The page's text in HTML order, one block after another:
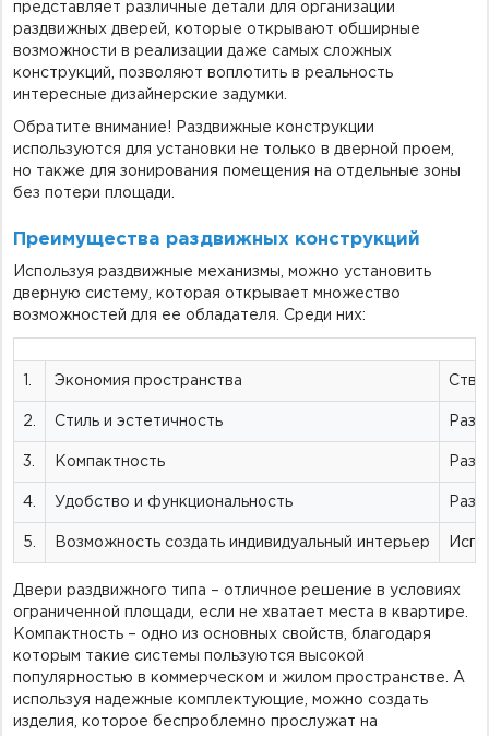
представляет различные детали для организации
раздвижных дверей, которые открывают обширные
возможности в реализации даже самых сложных
конструкций, позволяют воплотить в реальность
интересные дизайнерские задумки.
Обратите внимание! Раздвижные конструкции
используются для установки не только в дверной проем,
но также для зонирования помещения на отдельные зоны
без потери площади.
Преимущества раздвижных конструкций
Используя раздвижные механизмы, можно установить
дверную систему, которая открывает множество
возможностей для ее обладателя. Среди них:
Экономия пространства
2. Стиль и эстетичность
3. Компактность
4. Удобство и функциональность
5. Возможность создать индивидуальный интерьер
Двери раздвижного типа – отличное решение в условиях
ограниченной площади, если не хватает места в квартире.
Компактность – одно из основных свойств, благодаря
которым такие системы пользуются высокой
популярностью в коммерческом и жилом пространстве. А
используя надежные комплектующие, можно создать
изделия, которое беспроблемно прослужат на